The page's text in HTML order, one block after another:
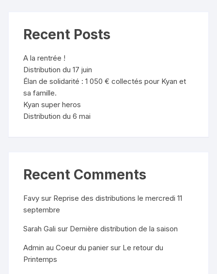
Recent Posts
A la rentrée !
Distribution du 17 juin
Élan de solidarité : 1 050 € collectés pour Kyan et
sa famille.
Kyan super heros
Distribution du 6 mai
Recent Comments
Favy sur Reprise des distributions le mercredi 11
septembre
Sarah Gali sur Dernière distribution de la saison
Admin au Coeur du panier sur Le retour du
Printemps